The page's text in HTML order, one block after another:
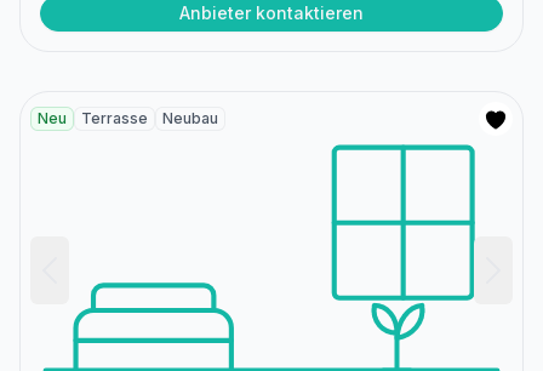
Anbieter kontaktieren
Neu Terrasse Neubau